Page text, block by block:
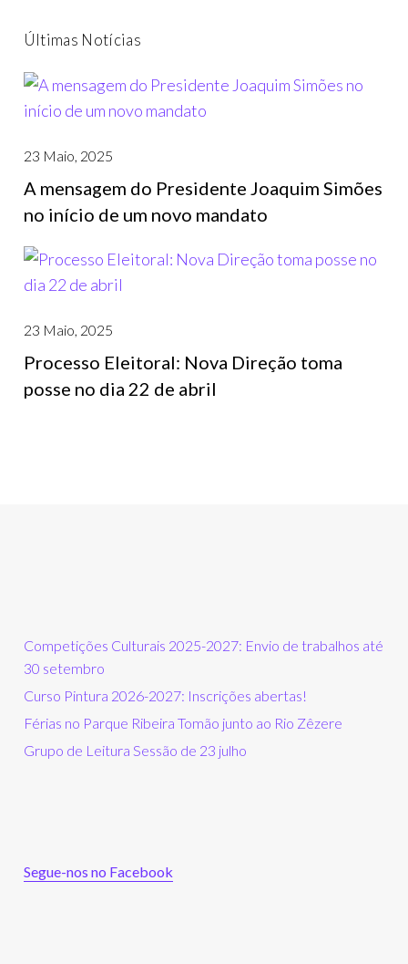
Últimas Notícias
23 Maio, 2025
A mensagem do Presidente Joaquim Simões
no início de um novo mandato
23 Maio, 2025
Processo Eleitoral: Nova Direção toma
posse no dia 22 de abril
Competições Culturais 2025-2027: Envio de trabalhos até
30 setembro
Curso Pintura 2026-2027: Inscrições abertas!
Férias no Parque Ribeira Tomão junto ao Rio Zêzere
Grupo de Leitura Sessão de 23 julho
Segue-nos no Facebook